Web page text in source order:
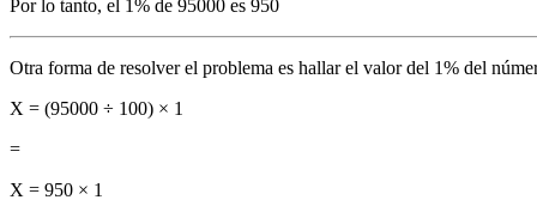
Por lo tanto, el 1% de 95000 es 950
Otra forma de resolver el problema es hallar el valor del 1% del
X = (95000 ÷ 100) × 1
=
X = 950 × 1